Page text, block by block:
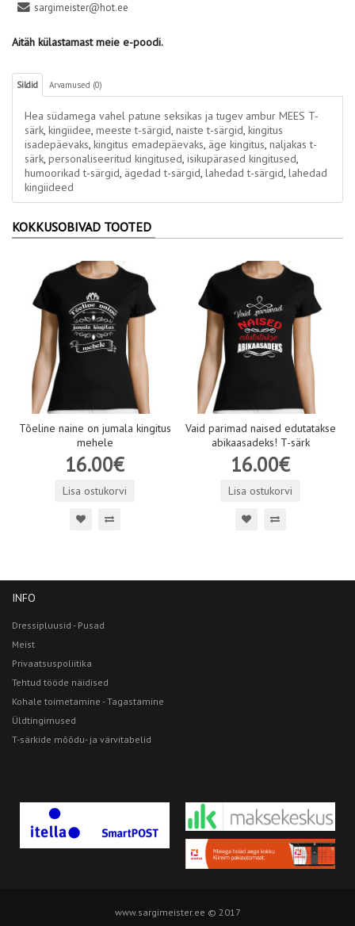
sargimeister@hot.ee
Aitäh külastamast meie e-poodi.
Sildid Arvamused (0)
Hea südamega vahel patune seksikas ja tugev ambur MEES T-
särk, kingiidee, meeste t-särgid, naiste t-särgid, kingitus
isadepäevaks, kingitus emadepäevaks, äge kingitus, naljakas t-
särk, personaliseeritud kingitused, isikupärased kingitused,
humoorikad t-särgid, ägedad t-särgid, lahedad t-särgid, lahedad
kingiideed
KOKKUSOBIVAD TOOTED
Tõeline naine on jumala kingitus
mehele
16.00€
Lisa ostukorvi
Vaid parimad naised edutatakse
abikaasadeks! T-särk
16.00€
Lisa ostukorvi
INFO
Dressipluusid - Pusad
Meist
Privaatsuspoliitika
Tehtud tööde näidised
Kohale toimetamine - Tagastamine
Üldtingimused
T-särkide mõõdu- ja värvitabelid
www.sargimeister.ee © 2017